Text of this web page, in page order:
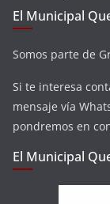
El Municipal
Somos parte de
Si te interesa
mensaje vía
pondremos en
El Municipal